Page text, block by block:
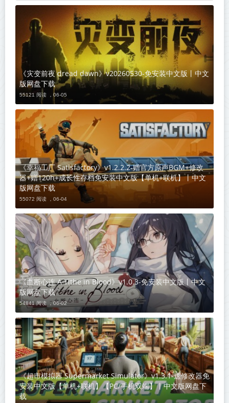
《灾变前夜 dread dawn》v20260530-免安装中文版丨中文
版网盘下载
55121 阅读 ， 06-05
《幸福工厂 Satisfactory》v1.2.2.2-赠官方原声BGM+修改
器+赠120h+成长性存档免安装中文版【单机+联机】丨中文
版网盘下载
55072 阅读 ， 06-04
《血断心连 A Tithe in Blood》v1.0.3-免安装中文版丨中文
版网盘下载
54841 阅读 ， 06-02
《超市模拟器 Supermarket Simulator》v1.3.1-送修改器免
安装中文版【单机+联机】【PC/手机双端】丨中文版网盘下
载